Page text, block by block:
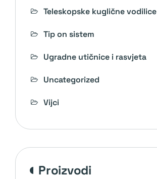
Teleskopske kuglične vodilice
Tip on sistem
Ugradne utičnice i rasvjeta
Uncategorized
Vijci
proizvodi